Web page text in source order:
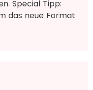
Special Tipp:
das neue Format